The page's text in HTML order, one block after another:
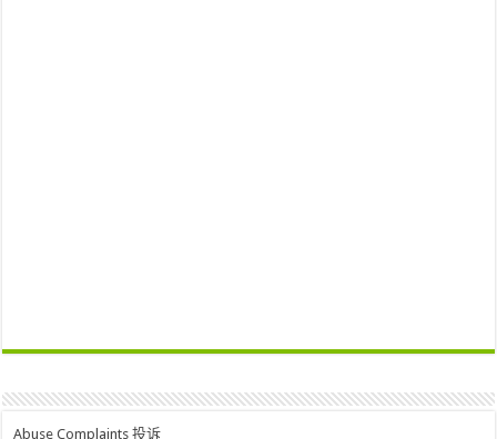
Abuse Complaints 投诉